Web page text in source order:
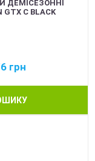
ДЕМІСЕЗОННІ
C BLACK
грн